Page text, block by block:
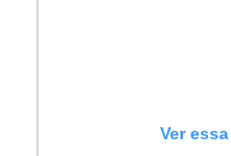
Ver